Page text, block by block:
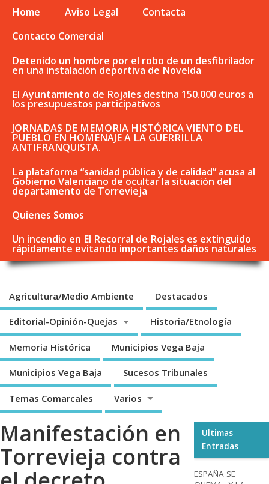
Home Aviso Legal
Contacta
Contacto Comercial
Detenido un hombre por el robo de un desfibrilador
en una instalación deportiva de Novelda
El Ayuntamiento de Rojales destina 150.000 euros a
los presupuestos participativos
JORNADAS DE MEMORIA HISTÓRICA VIENTO DEL
PUEBLO EN HOMENAJE A LA GUERRILLA
ANTIFRANQUISTA.
La plataforma “sanidad pública y de calidad” acusa al
Gobierno Valenciano de ocultar la situación del
departamento de Torrevieja
Quienes Somos
Un incendio en El Recorral de Rojales es extinguido
rápidamente evitando importantes daños naturales
Agricultura/Medio Ambiente Destacados
Editorial-Opinión-Quejas Historia/Etnología
Memoria Histórica Municipios Vega Baja
Municipios Vega Baja Sucesos Tribunales
Temas Comarcales Varios
Manifestación en
Torrevieja contra
Ultimas
Entradas
ESPAÑA SE